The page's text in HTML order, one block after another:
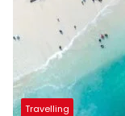
Travelling